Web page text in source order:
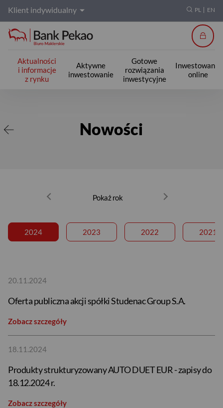
Klient indywidualny PL EN
Aktualności
i informacje
z rynku
Aktywne
inwestowanie
Gotowe
rozwiązania
inwestycyjne
Inwestowanie
online
Nowości
Pokaż rok
2024 2023 2022 2021
20.11.2024
Oferta publiczna akcji spółki Studenac Group S.A.
Zobacz szczegóły
18.11.2024
Produkty strukturyzowany AUTO DUET EUR - zapisy do
18.12.2024 r.
Zobacz szczegóły